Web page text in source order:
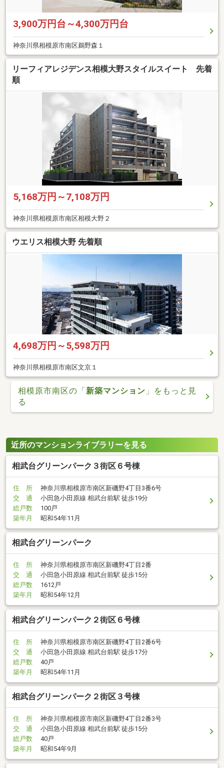
3,900万円台～4,300万円台
神奈川県相模原市南区鵜野森１
リーフィアレジデンス相模大野スタイルスイート 先着
順
5,168万円～7,108万円
神奈川県相模原市南区相模大野２
ウエリス相模大野 先着順
4,698万円～5,598万円
神奈川県相模原市南区文京１
相模原市南区の「新築マンション 」をもっと見
る
近所のマンションライブラリーを見る
相武台グリーンパーク３街区６号棟
住 所
神奈川県相模原市南区新磯野4丁目3番6号
交 通
小田急小田原線 相武台前駅 徒歩19分
総戸数
100戸
築年月
昭和54年11月
相武台グリーンパーク
住 所
神奈川県相模原市南区新磯野4丁目2番
交 通
小田急小田原線 相武台前駅 徒歩15分
総戸数
1612戸
築年月
昭和54年12月
相武台グリーンパーク２街区６号棟
住 所
神奈川県相模原市南区新磯野4丁目2番6号
交 通
小田急小田原線 相武台前駅 徒歩17分
総戸数
40戸
築年月
昭和54年11月
相武台グリーンパーク２街区３号棟
住 所
神奈川県相模原市南区新磯野4丁目2番3号
交 通
小田急小田原線 相武台前駅 徒歩15分
総戸数
40戸
築年月
昭和54年9月